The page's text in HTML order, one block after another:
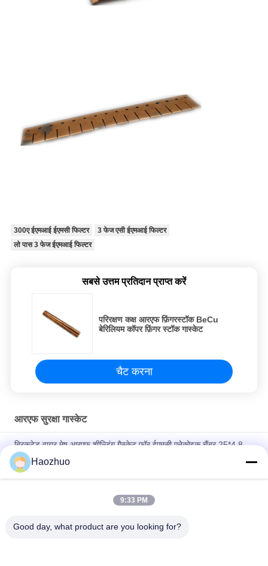
300ए ईएमआई ईएमसी फिल्टर
3 फेज एसी ईएमआई फिल्टर
लो पास 3 फेज ईएमआई फिल्टर
सबसे उत्तम प्रतिदान प्राप्त करें
परिरक्षण कक्ष आरएफ फ़िंगरस्टॉक BeCu
बेरिलियम कॉपर फ़िंगर स्टॉक गास्केट
चैट करना
आरएफ सुरक्षा गास्केट
ब्रिकटेड वायर मेष आरएफ शील्डिंग गैस्केट फॉर ईएमसी एनेकोइक चैंबर 25*4.8
आरएफ शील्डिंग रूम ईएमसी एनेकोइक चैंबर
आरएफ निष्क्रिय कम पास ईएमआई फ़िल्टर डिजाइन 3 चरण लाइन फ़िल्टर डीसी
Haozhuo
9:33 PM
Good day, what product are you looking for?